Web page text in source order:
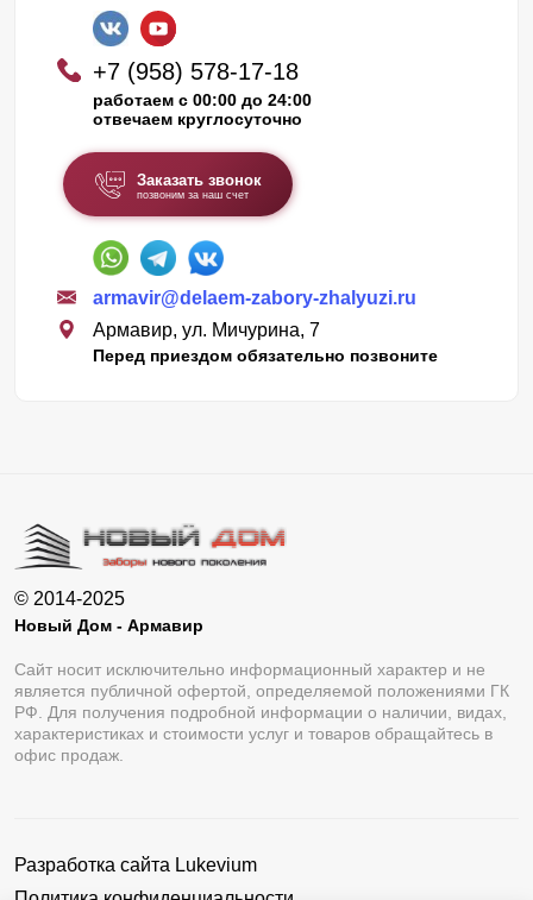
+7 (958) 578-17-18
работаем с 00:00 до 24:00
отвечаем круглосуточно
Заказать звонок
позвоним за наш счет
armavir@delaem-zabory-zhalyuzi.ru
Армавир, ул. Мичурина, 7
Перед приездом обязательно позвоните
© 2014-2025
Новый Дом - Армавир
Сайт носит исключительно информационный характер и не
является публичной офертой, определяемой положениями ГК
РФ. Для получения подробной информации о наличии, видах,
характеристиках и стоимости услуг и товаров обращайтесь в
офис продаж.
Разработка сайта Lukevium